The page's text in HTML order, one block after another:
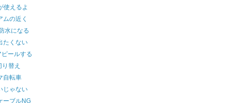
使えるよ
ムの近く
水になる
たくない
ールする
替え
自転車
じゃない
ーブルNG